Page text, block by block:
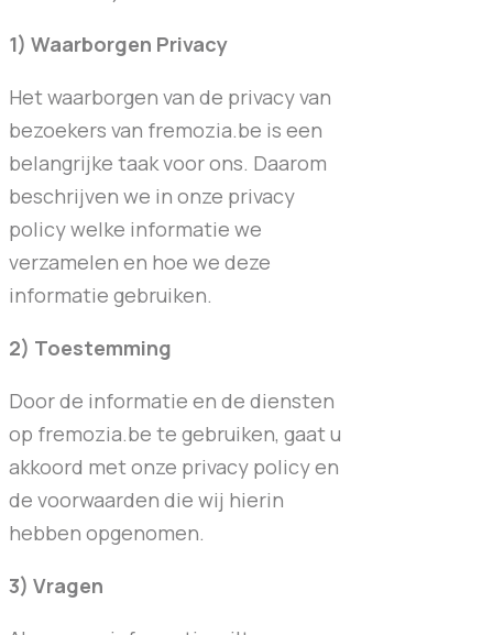
1) Waarborgen Privacy
Het waarborgen van de privacy van
bezoekers van fremozia.be is een
belangrijke taak voor ons. Daarom
beschrijven we in onze privacy
policy welke informatie we
verzamelen en hoe we deze
informatie gebruiken.
2) Toestemming
Door de informatie en de diensten
op fremozia.be te gebruiken, gaat u
akkoord met onze privacy policy en
de voorwaarden die wij hierin
hebben opgenomen.
3) Vragen